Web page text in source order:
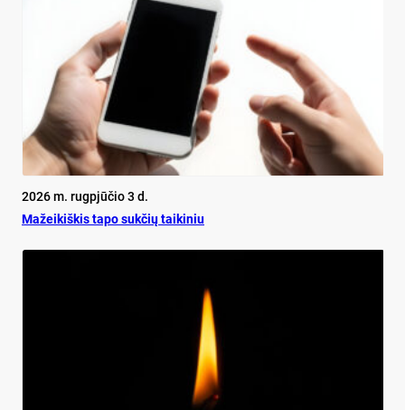
2026 m. rugpjūčio 3 d.
Mažeikiškis tapo sukčių taikiniu